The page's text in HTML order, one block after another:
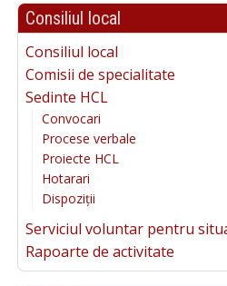
Consiliul local
Consiliul local
Comisii de specialitate
Sedinte HCL
Convocari
Procese verbale
Proiecte HCL
Hotarari
Dispoziții
Serviciul voluntar pentru
Rapoarte de activitate